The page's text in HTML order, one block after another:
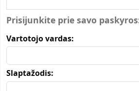
Prisijunkite prie savo
Vartotojo vardas:
Slaptažodis: